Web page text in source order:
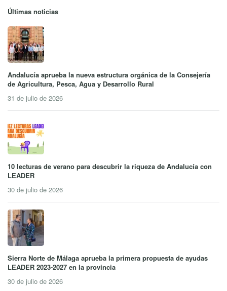
Últimas noticias
Andalucía aprueba la nueva estructura orgánica de la Consejería
de Agricultura, Pesca, Agua y Desarrollo Rural
31 de julio de 2026
10 lecturas de verano para descubrir la riqueza de Andalucía con
LEADER
30 de julio de 2026
Sierra Norte de Málaga aprueba la primera propuesta de ayudas
LEADER 2023-2027 en la provincia
30 de julio de 2026